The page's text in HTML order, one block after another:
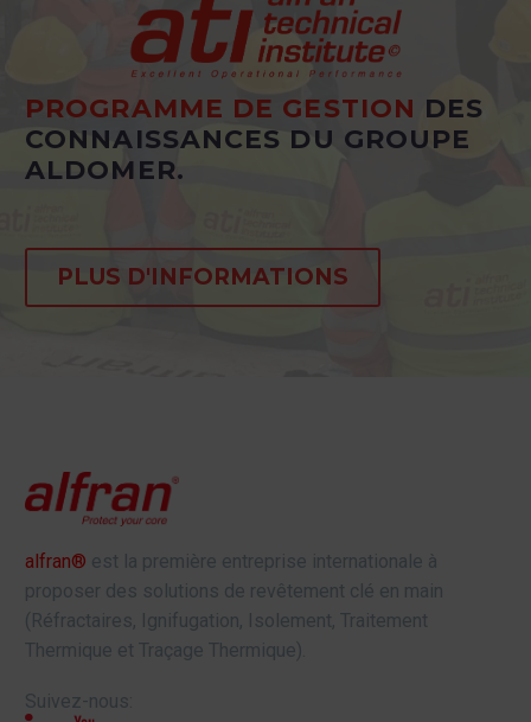
PROGRAMME DE GESTION DES
CONNAISSANCES DU GROUPE
ALDOMER.
PLUS D'INFORMATIONS
alfran® est la première entreprise internationale à
proposer des solutions de revêtement clé en main
(Réfractaires, Ignifugation, Isolement, Traitement
Thermique et Traçage Thermique).
Suivez-nous: